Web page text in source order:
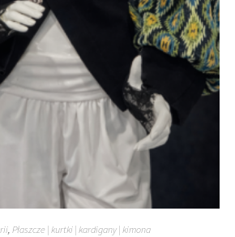
, Płaszcze | kurtki | kardigany | kimona